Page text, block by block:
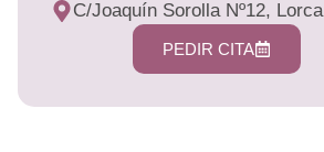
C/Joaquín Sorolla Nº12, Lorca
PEDIR CITA